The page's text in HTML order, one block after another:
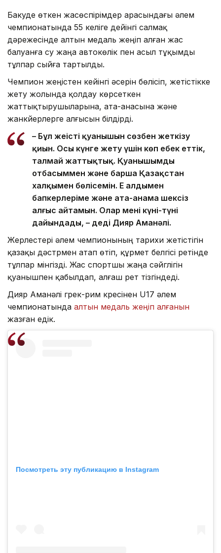
Бакуде өткен жасөспірімдер арасындағы әлем
чемпионатында 55 келіге дейінгі салмақ
дәрежесінде алтын медаль жеңіп алған жас
балуанға су жаңа автокөлік пен асыл тұқымды
тұлпар сыйға тартылды.
Чемпион жеңістен кейінгі әсерін бөлісіп, жетістікке
жету жолында қолдау көрсеткен
жаттықтырушыларына, ата-анасына және
жанкүйерлерге алғысын білдірді.
– Бұл жеңістің қуанышын сөзбен жеткізу
қиын. Осы күнге жету үшін көп еңбек еттік,
талмай жаттықтық. Қуанышымды
отбасыммен және барша Қазақстан
халқымен бөлісемін. Ең алдымен
бапкерлеріме және ата-анама шексіз
алғыс айтамын. Олар мені күні-түні
дайындады, – деді Дияр Аманәлі.
Жерлестері әлем чемпионының тарихи жетістігін
қазақы дәстүрмен атап өтіп, құрмет белгісі ретінде
тұлпар мінгізді. Жас спортшы жаңа сәйгүлігін
қуанышпен қабылдап, алғаш рет тізгіндеді.
Дияр Аманәлі грек-рим күресінен U17 әлем
чемпионатында алтын медаль жеңіп алғанын
жазған едік.
Посмотреть эту публикацию в Instagram